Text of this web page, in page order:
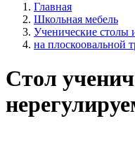
Главная
Школьная мебель
Ученические столы
на плоскоовальной
Стол